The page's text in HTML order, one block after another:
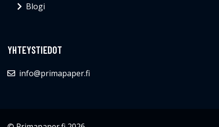
Blogi
YHTEYSTIEDOT
info@primapaper.fi